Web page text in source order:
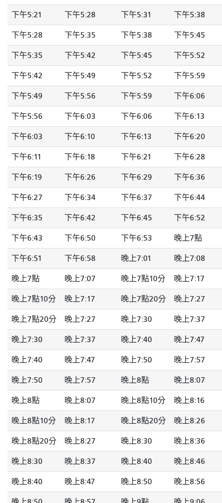
下午5:21 下午5:28 下午5:31 下午5:38
下午5:28 下午5:35 下午5:38 下午5:45
下午5:35 下午5:42 下午5:45 下午5:52
下午5:42 下午5:49 下午5:52 下午5:59
下午5:49 下午5:56 下午5:59 下午6:06
下午5:56 下午6:03 下午6:06 下午6:13
下午6:03 下午6:10 下午6:13 下午6:20
下午6:11 下午6:18 下午6:21 下午6:28
下午6:19 下午6:26 下午6:29 下午6:36
下午6:27 下午6:34 下午6:37 下午6:44
下午6:35 下午6:42 下午6:45 下午6:52
下午6:43 下午6:50 下午6:53 晚上7點
下午6:51 下午6:58 晚上7:01 晚上7:08
晚上7點 晚上7:07 晚上7點10分 晚上7:17
晚上7點10分 晚上7:17 晚上7點20分 晚上7:27
晚上7點20分 晚上7:27 晚上7:30 晚上7:37
晚上7:30 晚上7:37 晚上7:40 晚上7:47
晚上7:40 晚上7:47 晚上7:50 晚上7:57
晚上7:50 晚上7:57 晚上8點 晚上8:07
晚上8點 晚上8:07 晚上8點10分 晚上8:16
晚上8點10分 晚上8:17 晚上8點20分 晚上8:26
晚上8點20分 晚上8:27 晚上8:30 晚上8:36
晚上8:30 晚上8:37 晚上8:40 晚上8:46
晚上8:40 晚上8:47 晚上8:50 晚上8:56